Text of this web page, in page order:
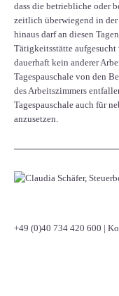
dass die betriebliche oder
zeitlich überwiegend in
hinaus darf an diesen
Tätigkeitsstätte
dauerhaft kein anderer
Tagespauschale von den
des Arbeitszimmers
Tagespauschale auch für
anzusetzen.
+49 (0)40 734 420 600 |